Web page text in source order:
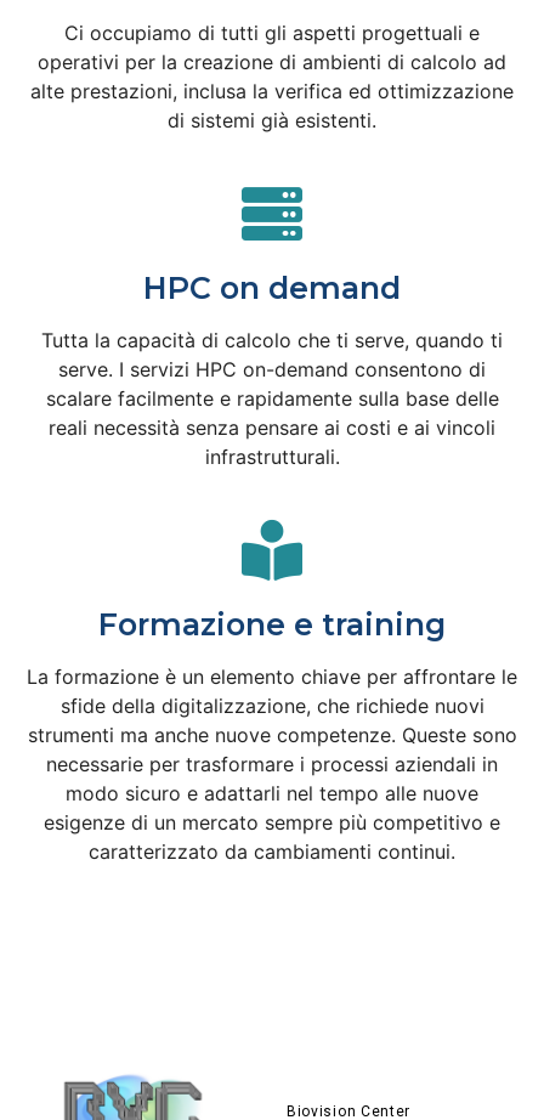
Ci occupiamo di tutti gli aspetti progettuali e
operativi per la creazione di ambienti di calcolo ad
alte prestazioni, inclusa la verifica ed ottimizzazione
di sistemi già esistenti.
HPC on demand
Tutta la capacità di calcolo che ti serve, quando ti
serve. I servizi HPC on-demand consentono di
scalare facilmente e rapidamente sulla base delle
reali necessità senza pensare ai costi e ai vincoli
infrastrutturali.
Formazione e training
La formazione è un elemento chiave per affrontare le
sfide della digitalizzazione, che richiede nuovi
strumenti ma anche nuove competenze. Queste sono
necessarie per trasformare i processi aziendali in
modo sicuro e adattarli nel tempo alle nuove
esigenze di un mercato sempre più competitivo e
caratterizzato da cambiamenti continui.
Biovision Center